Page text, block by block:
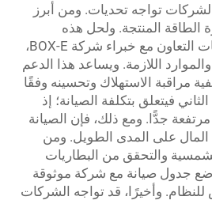
تواجه تحديات. ومن أبرز
الطاقة المنتجة. ولحل هذه
المشكلة، يمكن للشركات التعاون مع خبراء شركة BOX-E،
اللازمة. ويساعد هذا الدعم
مراقبة الاستهلاك وتحسينه وفقًا
فيتعلق بتكلفة الصيانة؛ إذ
جدًّا. ومع ذلك، فإن الصيانة
المال على المدى الطويل. ومن
والتحقق من البطاريات
جدول صيانة مع شركة موثوقة
وأخيرًا، قد تواجه الشركات